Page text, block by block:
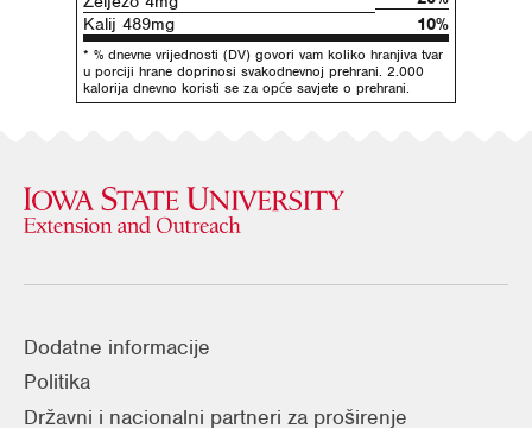
Kalij 489mg
10%
* % dnevne vrijednosti (DV) govori vam koliko hranjiva tvar
u porciji hrane doprinosi svakodnevnoj prehrani. 2.000
kalorija dnevno koristi se za opće savjete o prehrani.
Dodatne informacije
Politika
Državni i nacionalni partneri za proširenje